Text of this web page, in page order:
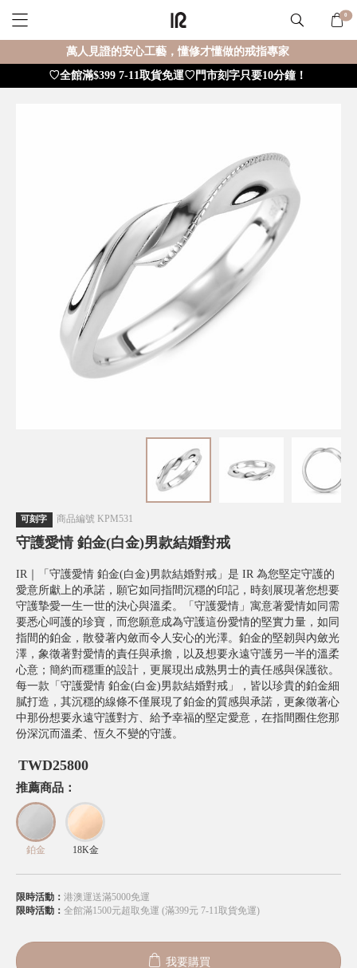
0
萬人見證的安心工藝，懂修才懂做的戒指專家
♡全館滿$399 7-11取貨免運♡門市刻字只要10分鐘！
可刻字 商品編號 KPM531
守護愛情 鉑金(白金)男款結婚對戒
IR｜「守護愛情 鉑金(白金)男款結婚對戒」是 IR 為您堅定守護的
愛意所獻上的承諾，願它如同指間沉穩的印記，時刻展現著您想要
守護摯愛一生一世的決心與溫柔。「守護愛情」寓意著愛情如同需
要悉心呵護的珍寶，而您願意成為守護這份愛情的堅實力量，如同
指間的鉑金，散發著內斂而令人安心的光澤。鉑金的堅韌與內斂光
澤，象徵著對愛情的責任與承擔，以及想要永遠守護另一半的溫柔
心意；簡約而穩重的設計，更展現出成熟男士的責任感與保護欲。
每一款「守護愛情 鉑金(白金)男款結婚對戒」，皆以珍貴的鉑金細
膩打造，其沉穩的線條不僅展現了鉑金的質感與承諾，更象徵著心
中那份想要永遠守護對方、給予幸福的堅定愛意，在指間圈住您那
份深沉而溫柔、恆久不變的守護。
TWD25800
推薦商品：
鉑金 18K金
限時活動： 港澳運送滿5000免運
限時活動： 全館滿1500元超取免運 (滿399元 7-11取貨免運)
我要購買